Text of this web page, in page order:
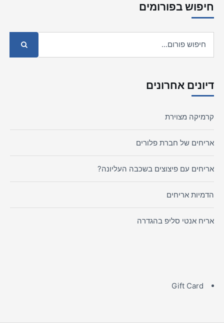
חיפוש בפורומים
דיונים אחרונים
קרמיקה מצוירת
אריחים של חברת פלורים
אריחים עם פיצוצים בשכבה העליונה?
הדמיות אריחים
אריח אנטי סליפ בהגדרה
Gift Card